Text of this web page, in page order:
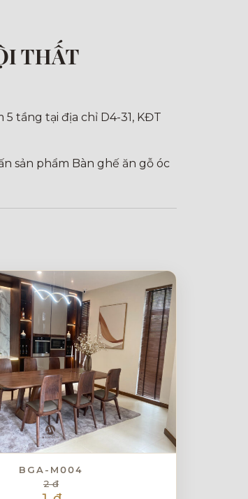
THẤT
tầng tại địa chỉ D4-31, KĐT
sản phẩm Bàn ghế ăn gỗ óc
BGA-M004
2 đ